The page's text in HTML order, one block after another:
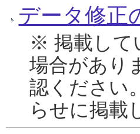
データ修正
※ 掲載して
場合があり
認ください
らせに掲載